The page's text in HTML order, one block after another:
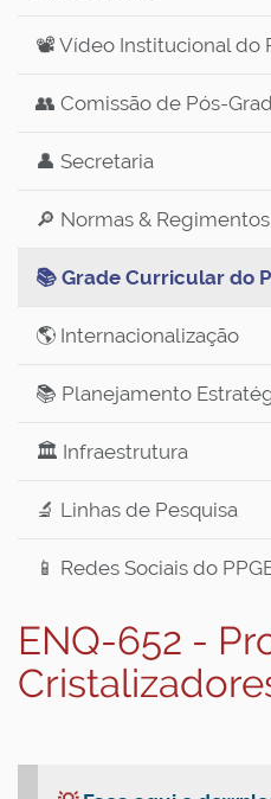
📽️ Vídeo Institucional do
👥 Comissão de Pós-
👤 Secretaria
🔎 Normas & Regimentos
📚 Grade Curricular do
🌎 Internacionalização
📚 Planejamento
🏛️ Infraestrutura
🔬 Linhas de Pesquisa
📱 Redes Sociais do
ENQ-652 -